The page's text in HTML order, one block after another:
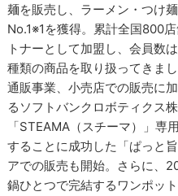
麺を販売し、ラーメン・つけ
No.1※1を獲得。累計全国800
トナーとして加盟し、会員数
種類の商品を取り扱ってきま
通販事業、小売店での販売に
るソフトバンクロボティクス
「STEAMA（スチーマ）」専
することに成功した「ぱっと
アでの販売も開始。さらに、
鍋ひとつで完結するワンポッ